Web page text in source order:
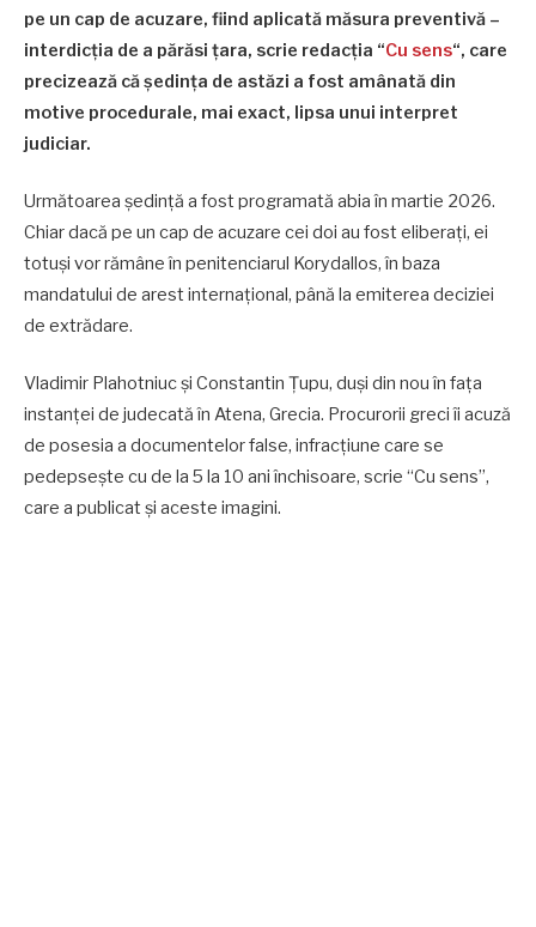
pe un cap de acuzare, fiind aplicată măsura preventivă –
interdicția de a părăsi țara, scrie redacția “Cu sens“, care
precizează că ședința de astăzi a fost amânată din
motive procedurale, mai exact, lipsa unui interpret
judiciar.
Următoarea ședință a fost programată abia în martie 2026.
Chiar dacă pe un cap de acuzare cei doi au fost eliberați, ei
totuși vor rămâne în penitenciarul Korydallos, în baza
mandatului de arest internațional, până la emiterea deciziei
de extrădare.
Vladimir Plahotniuc și Constantin Țupu, duși din nou în fața
instanței de judecată în Atena, Grecia. Procurorii greci îi acuză
de posesia a documentelor false, infracțiune care se
pedepsește cu de la 5 la 10 ani închisoare, scrie “Cu sens”,
care a publicat și aceste imagini.